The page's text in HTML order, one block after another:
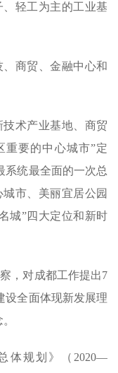
轻工为主的工业基
商贸、金融中心和
术产业基地、商贸
重要的中心城市”定
系统最全面的一次总
市、美丽宜居公园
城”四大定位和新时
，对成都工作提出7
设全面体现新发展理
规划》（2020—